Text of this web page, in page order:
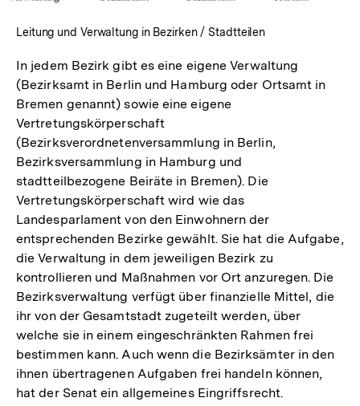
Leitung und Verwaltung in Bezirken / Stadtteilen
In jedem Bezirk gibt es eine eigene Verwaltung
(Bezirksamt in Berlin und Hamburg oder Ortsamt in
Bremen genannt) sowie eine eigene
Vertretungskörperschaft
(Bezirksverordnetenversammlung in Berlin,
Bezirksversammlung in Hamburg und
stadtteilbezogene Beiräte in Bremen). Die
Vertretungskörperschaft wird wie das
Landesparlament von den Einwohnern der
entsprechenden Bezirke gewählt. Sie hat die Aufgabe,
die Verwaltung in dem jeweiligen Bezirk zu
kontrollieren und Maßnahmen vor Ort anzuregen. Die
Bezirksverwaltung verfügt über finanzielle Mittel, die
ihr von der Gesamtstadt zugeteilt werden, über
welche sie in einem eingeschränkten Rahmen frei
bestimmen kann. Auch wenn die Bezirksämter in den
ihnen übertragenen Aufgaben frei handeln können,
hat der Senat ein allgemeines Eingriffsrecht.